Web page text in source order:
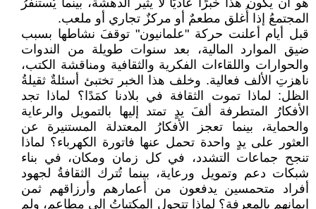
هو أن يكون هذا خبرًا عاديًا لا يثير الدهشة، بينما يُستنفرُ
المجتمعُ إذا أُغلق مطعمٌ أو مركزٌ تجاري أو ملعب.
قبل أيام أعلنت حركة "علمانيون" توقفَ نشاطها بسبب
ضيق الموارد المالية، بعد سنوات طويلة من الندوات
والحوارات واللقاءات الفكرية والثقافية ومناقشة الكتب،
ناهزتِ الألف فعالية. وخلف هذا الخبر تختبئ أسئلةٌ ثقيلةُ
الظل: لماذا تموت الثقافة في بلادنا كمَدًا؟ لماذا تجد
الأفكارُ المتطرفة ألفَ يدٍ تمتد إليها بالتمويل والرعاية
والحماية، بينما تعجز الأفكارُ المعتدلة المستنيرة عن
العثور على يدٍ واحدة تحمل عنها فاتورة الكهرباء؟ لماذا
تنجح جماعات التشدد، في كل زمان ومكان، في بناء
شبكات دعم وتمويل ورعاية، بينما تُترك الثقافةُ لجهود
أفراد متحمسين يدفعون من أعمارهم وأرزاقهم ثمن
إيمانهم بالمعرفة؟ لماذا تتحول المكتباتُ إلى مطاعم، ولم